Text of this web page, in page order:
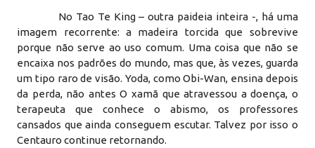
No Tao Te King – outra paideia inteira -, há uma
imagem recorrente: a madeira torcida que sobrevive
porque não serve ao uso comum. Uma coisa que não se
encaixa nos padrões do mundo, mas que, às vezes, guarda
um tipo raro de visão. Yoda, como Obi-Wan, ensina depois
da perda, não antes O xamã que atravessou a doença, o
terapeuta que conhece o abismo, os professores
cansados que ainda conseguem escutar. Talvez por isso o
Centauro continue retornando.